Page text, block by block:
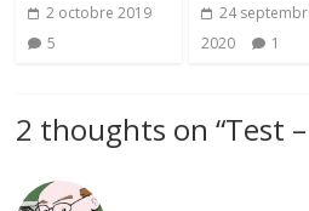
2 octobre 2019
5
24
2020
1
2 thoughts on “Test